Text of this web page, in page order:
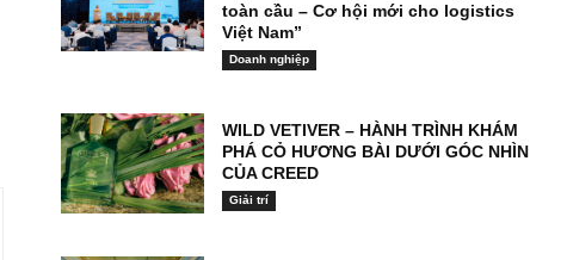
toàn cầu – Cơ hội mới cho logistics
Việt Nam”
Doanh nghiệp
WILD VETIVER – HÀNH TRÌNH KHÁM
PHÁ CỎ HƯƠNG BÀI DƯỚI GÓC NHÌN
CỦA CREED
Giải trí